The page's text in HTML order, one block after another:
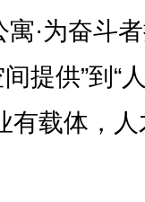
寓·为奋斗
间提供”到“
有载体，